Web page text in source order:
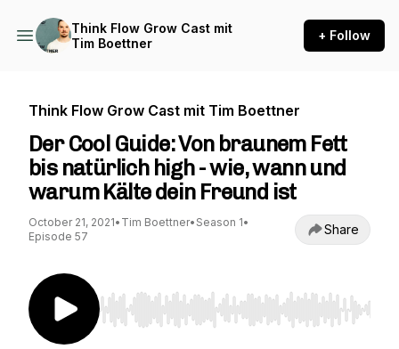
Think Flow Grow Cast mit
Tim Boettner
+ Follow
Think Flow Grow Cast mit Tim Boettner
Der Cool Guide: Von braunem Fett
bis natürlich high - wie, wann und
warum Kälte dein Freund ist
October 21, 2021• Tim Boettner• Season 1•
Episode 57
Share
Use Left/Right to seek, Home/End to jump to